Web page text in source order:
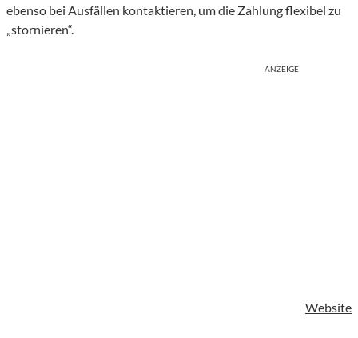
ebenso bei Ausfällen kontaktieren, um die Zahlung flexibel zu
„stornieren“.
ANZEIGE
Website